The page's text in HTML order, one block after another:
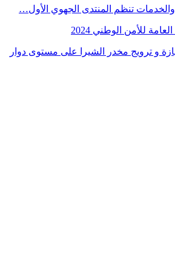
تنظم المنتدى الجهوي الأول…
للأمن الوطني 2024
و ترويج مخدر الشيرا على مستوى دوار